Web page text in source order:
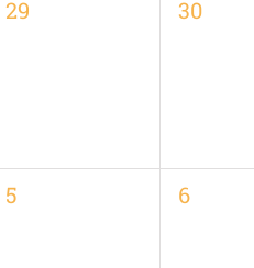
0
29
0
30
0
5
0
6